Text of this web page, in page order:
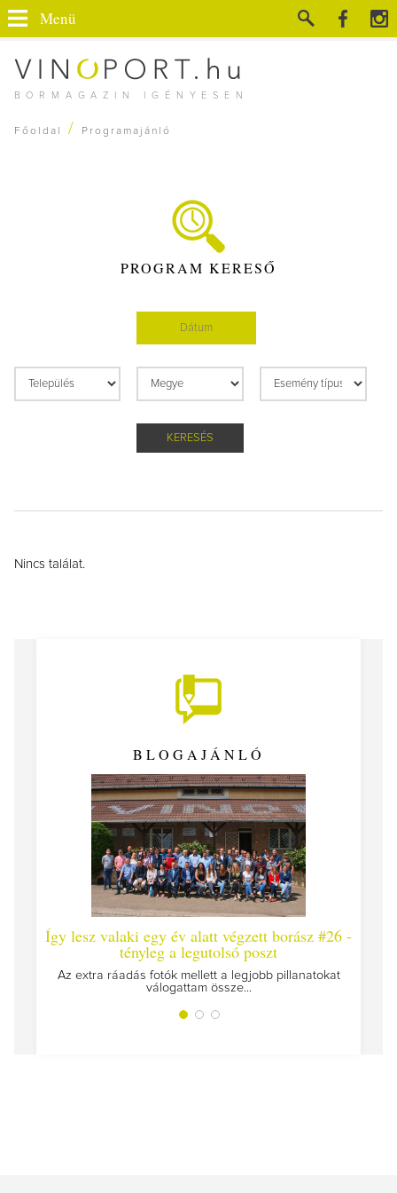
BORMAGAZIN IGÉNYESEN
Menü
Főoldal / Programajánló
PROGRAM KERESŐ
Nincs találat.
BLOGAJÁNLÓ
Így lesz valaki egy év alatt végzett borász #26 -
tényleg a legutolsó poszt
Az extra ráadás fotók mellett a legjobb pillanatokat
válogattam össze...